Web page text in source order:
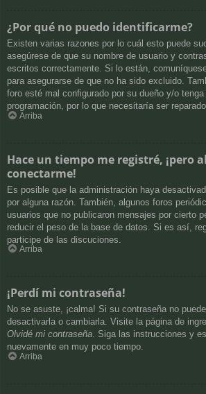
¿Por qué no puedo identificarme?
Existen varias razones por lo cuál esto puede
asegúrese de que su nombre de usuario y
escritos correctamente. Si lo están,
para asegurarse de que no ha sido excluido.
foro esté mal configurado por su dueño y/o
programación, por lo que necesitaría ser
Arriba
Hace un tiempo me registré, ¡pero
conectarme!
Es posible que la administración haya
por alguna razón. También, algunos foros
usuarios que no publicaron mensajes por cierto
reducir el peso de la base de datos. Si es así,
participe de las discuciones.
Arriba
¡Perdí mi contraseña!
No se asuste, ¡calma! Si su contraseña no
desactivarla o cambiarla. Visite la página de
Olvidé mi contraseña. Siga las instrucciones y
nuevamente en muy poco tiempo.
Arriba